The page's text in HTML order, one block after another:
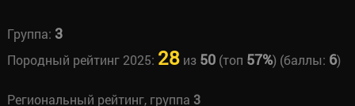
Группа: 3
Породный рейтинг 2025: 28из 50(топ 57%) (баллы: 6)
Региональный рейтинг, группа 3